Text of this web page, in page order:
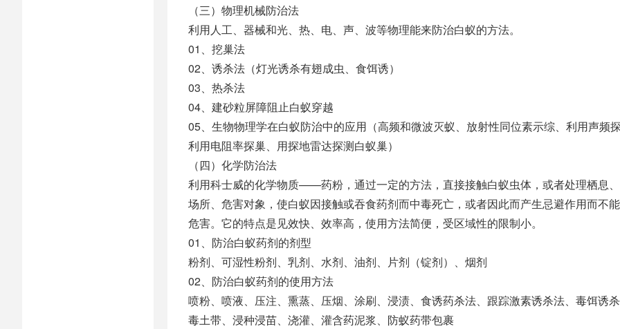
（三）物理机械防治法
利用人工、器械和光、热、电、声、波等物理能来防治白蚁的方法。
01、挖巢法
02、诱杀法（灯光诱杀有翅成虫、食饵诱）
03、热杀法
04、建砂粒屏障阻止白蚁穿越
05、生物物理学在白蚁防治中的应用（高频和微波灭蚁、放射性同位素示综、利用声频
利用电阻率探巢、用探地雷达探测白蚁巢）
（四）化学防治法
利用科士威的化学物质——药粉，通过一定的方法，直接接触白蚁虫体，或者处理栖息
场所、危害对象，使白蚁因接触或吞食药剂而中毒死亡，或者因此而产生忌避作用而不
危害。它的特点是见效快、效率高，使用方法简便，受区域性的限制小。
01、防治白蚁药剂的剂型
粉剂、可湿性粉剂、乳剂、水剂、油剂、片剂（锭剂）、烟剂
02、防治白蚁药剂的使用方法
喷粉、喷液、压注、熏蒸、压烟、涂刷、浸渍、食诱药杀法、跟踪激素诱杀法、毒饵诱
毒土带、浸种浸苗、浇灌、灌含药泥浆、防蚁药带包裹